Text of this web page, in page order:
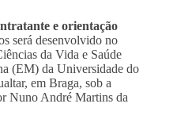
e orientação
será desenvolvido no
da Vida e Saúde
(EM) da Universidade do
em Braga, sob a
Nuno André Martins da